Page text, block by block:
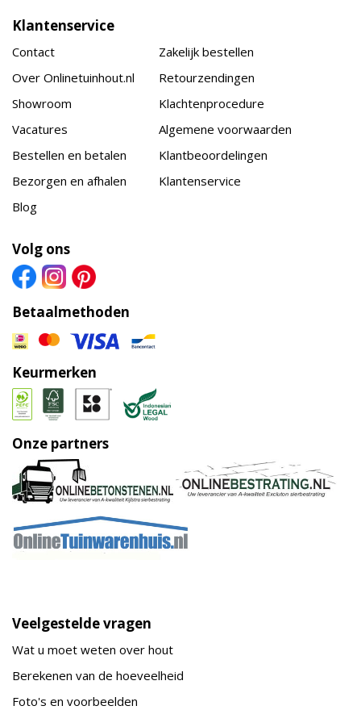
Klantenservice
Contact
Over Onlinetuinhout.nl
Showroom
Vacatures
Bestellen en betalen
Bezorgen en afhalen
Blog
Zakelijk bestellen
Retourzendingen
Klachtenprocedure
Algemene voorwaarden
Klantbeoordelingen
Klantenservice
Volg ons
Betaalmethoden
Keurmerken
Onze partners
Veelgestelde vragen
Wat u moet weten over hout
Berekenen van de hoeveelheid
Foto's en voorbeelden